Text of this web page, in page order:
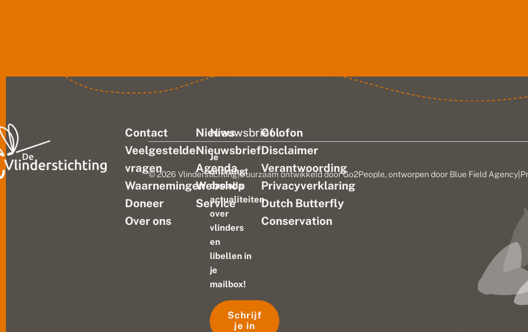
Contact
Veelgestelde
vragen
Waarnemingen
Doneer
Over ons
Nieuws
Nieuwsbrief
Agenda
Webshop
Service
Colofon
Disclaimer
Verantwoording
Privacyverklaring
Dutch Butterfly
Conservation
Nieuwsbrief
Je
ontvangt
dan alle
actualiteiten
over
vlinders
en
libellen in
je
mailbox!
Schrijf
je in
© 2026 Vlinderstichting|Duurzaam ontwikkeld doorGo2People, ontworpen door Blue Field Agency|